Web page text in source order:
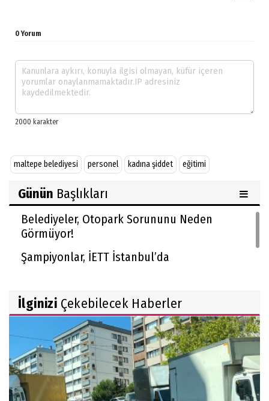
0 Yorum
maltepe belediyesi personel kadına şiddet eğitimi
Günün Başlıkları
Belediyeler, Otopark Sorununu Neden
Görmüyor!
Şampiyonlar, İETT İstanbul’da
İlginizi Çekebilecek Haberler